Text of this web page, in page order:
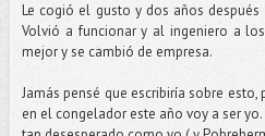
Le cogió el gusto y dos años
Volvió a funcionar y al ingeniero a
mejor y se cambió de empresa.
Jamás pensé que escribiría sobre
en el congelador este año voy a ser